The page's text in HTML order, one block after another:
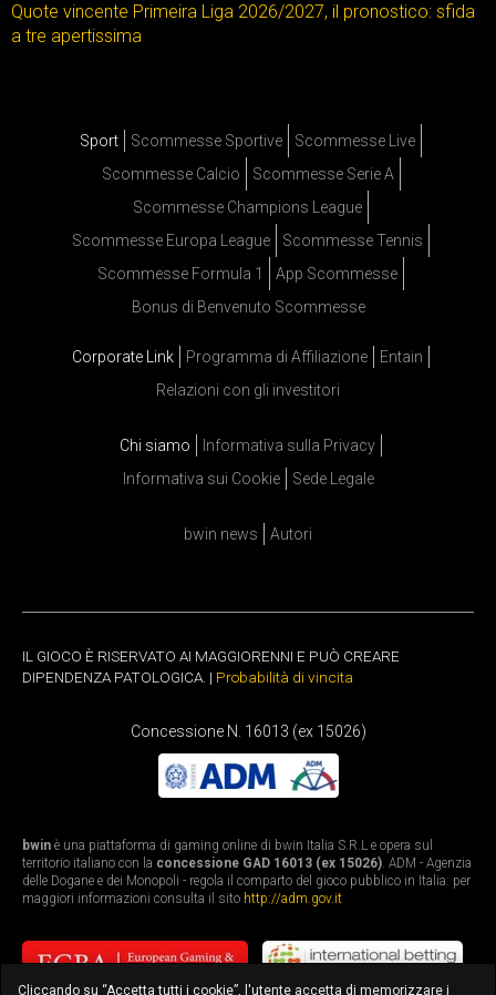
Quote vincente Primeira Liga 2026/2027, il pronostico: sfida
a tre apertissima
Sport Scommesse Sportive
Scommesse Live
Scommesse Calcio
Scommesse Serie A
Scommesse Champions League
Scommesse Europa League
Scommesse Tennis
Scommesse Formula 1
App Scommesse
Bonus di Benvenuto Scommesse
Corporate Link Programma di Affiliazione
Entain
Relazioni con gli investitori
Chi siamo
Informativa sulla Privacy
Informativa sui Cookie
Sede Legale
bwin news Autori
IL GIOCO È RISERVATO AI MAGGIORENNI E PUÒ CREARE
DIPENDENZA PATOLOGICA. | Probabilità di vincita
Concessione N. 16013 (ex 15026)
bwin è una piattaforma di gaming online di bwin Italia S.R.L e opera sul
territorio italiano con la concessione GAD 16013 (ex 15026). ADM - Agenzia
delle Dogane e dei Monopoli - regola il comparto del gioco pubblico in Italia: per
maggiori informazioni consulta il sito http://adm.gov.it
Cliccando su “Accetta tutti i cookie”, l'utente accetta di memorizzare i